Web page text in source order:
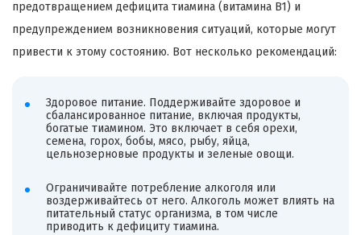
предотвращением дефицита тиамина (витамина B1) и
предупреждением возникновения ситуаций, которые могут
привести к этому состоянию. Вот несколько рекомендаций:
Здоровое питание. Поддерживайте здоровое и
сбалансированное питание, включая продукты,
богатые тиамином. Это включает в себя орехи,
семена, горох, бобы, мясо, рыбу, яйца,
цельнозерновые продукты и зеленые овощи.
Ограничивайте потребление алкоголя или
воздерживайтесь от него. Алкоголь может влиять на
питательный статус организма, в том числе
приводить к дефициту тиамина.